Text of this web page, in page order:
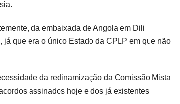
da embaixada de Angola em Dili
que era o único Estado da CPLP em que não
da redinamização da Comissão Mista
assinados hoje e dos já existentes.